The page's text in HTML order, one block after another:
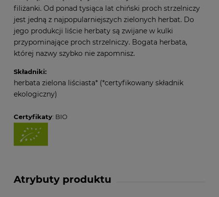
filiżanki. Od ponad tysiąca lat chiński proch strzelniczy
jest jedną z najpopularniejszych zielonych herbat. Do
jego produkcji liście herbaty są zwijane w kulki
przypominające proch strzelniczy. Bogata herbata,
której nazwy szybko nie zapomnisz.
Składniki:
herbata zielona liściasta* (*certyfikowany składnik
ekologiczny)
Certyfikaty: BIO
Atrybuty produktu